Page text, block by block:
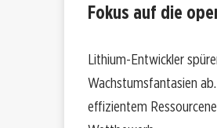
Fokus auf die
Lithium-Entwickler
Wachstumsfantasien
effizientem